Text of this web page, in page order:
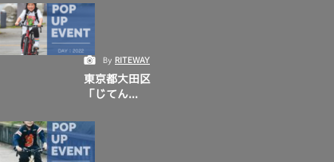
By RITEWAY
東京都大田区
「じてん...